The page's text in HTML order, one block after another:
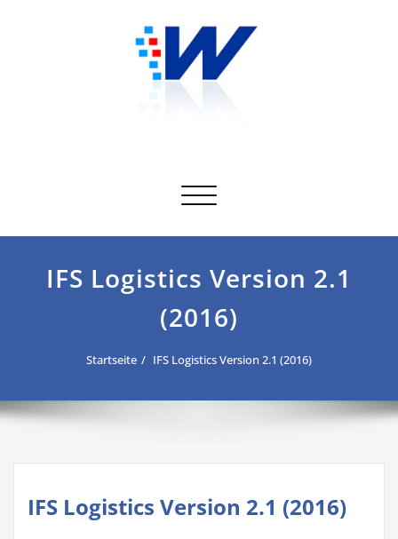
Toggle navigation
IFS Logistics Version 2.1
(2016)
Startseite IFS Logistics Version 2.1 (2016)
IFS Logistics Version 2.1 (2016)